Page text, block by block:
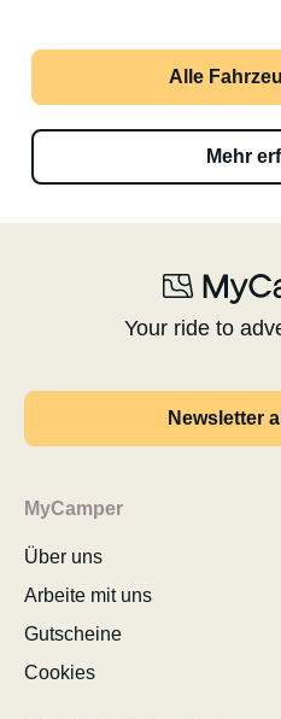
Alle
Mehr
Your ride to
Newsletter
MyCamper
Über uns
Arbeite mit uns
Gutscheine
Cookies